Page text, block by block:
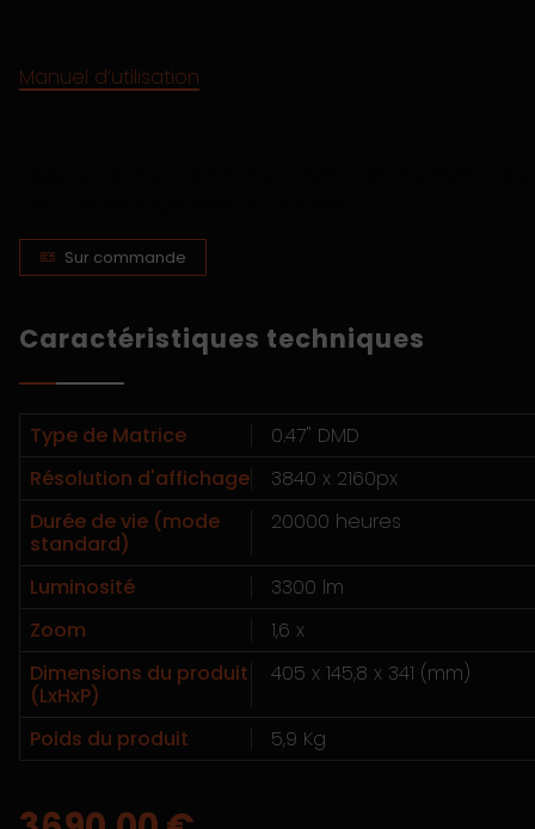
Manuel d’utilisation
Sur commande
Caractéristiques techniques
Type de Matrice
0.47" DMD
Résolution d'affichage
3840 x 2160px
Durée de vie (mode
standard)
20000 heures
Luminosité
3300 lm
Zoom
1,6 x
Dimensions du produit
(LxHxP)
405 x 145,8 x 341 (mm)
Poids du produit 5,9 Kg